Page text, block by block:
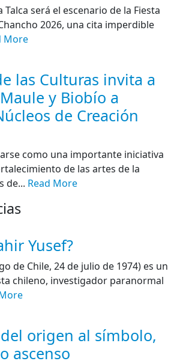
Talca será el escenario de la Fiesta
2026, una cita imperdible
More
las Culturas invita a
y Biobío a
de Creación
como una importante iniciativa
de las artes de la
de... Read More
Yusef?
de Chile, 24 de julio de 1974) es un
chileno, investigador paranormal
del origen al símbolo,
ascenso